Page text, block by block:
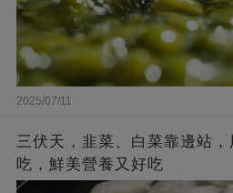
2025/07/11
三伏天，韭菜、白菜靠邊站
吃，鮮美營養又好吃